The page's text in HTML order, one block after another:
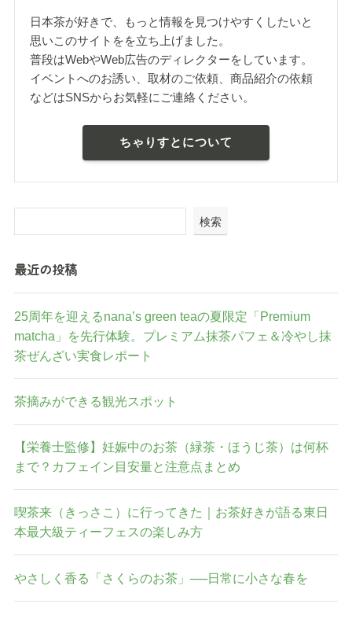
日本茶が好きで、もっと情報を見つけやすくしたいと
思いこのサイトをを立ち上げました。
普段はWebやWeb広告のディレクターをしています。
イベントへのお誘い、取材のご依頼、商品紹介の依頼
などはSNSからお気軽にご連絡ください。
ちゃりすとについて
検索
最近の投稿
25周年を迎えるnana’s green teaの夏限定「Premium
matcha」を先行体験。プレミアム抹茶パフェ＆冷やし抹
茶ぜんざい実食レポート
茶摘みができる観光スポット
【栄養士監修】妊娠中のお茶（緑茶・ほうじ茶）は何杯
まで？カフェイン目安量と注意点まとめ
喫茶来（きっさこ）に行ってきた｜お茶好きが語る東日
本最大級ティーフェスの楽しみ方
やさしく香る「さくらのお茶」──日常に小さな春を